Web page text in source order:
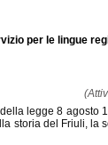
per le lingue
legge 8
del Friuli,